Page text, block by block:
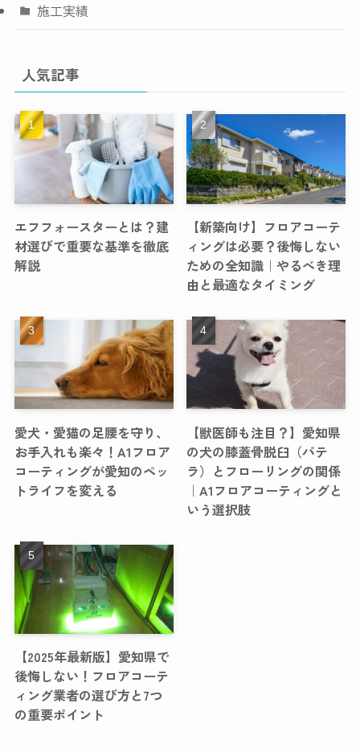
施工実績
人気記事
エフフォースターとは？建
材選びで重要な基準を徹底
解説
【新築向け】フロアコーテ
ィングは必要？後悔しない
ための全知識｜やるべき理
由と最適なタイミング
愛犬・愛猫の足腰を守り、
お手入れも楽々！A1フロア
コーティングが愛知のペッ
トライフを変える
【獣医師も注目？】愛知県
の犬の膝蓋骨脱臼（パテ
ラ）とフローリングの関係
｜A1フロアコーティングと
いう選択肢
【2025年最新版】愛知県で
後悔しない！フロアコーテ
ィング業者の選び方と7つ
の重要ポイント